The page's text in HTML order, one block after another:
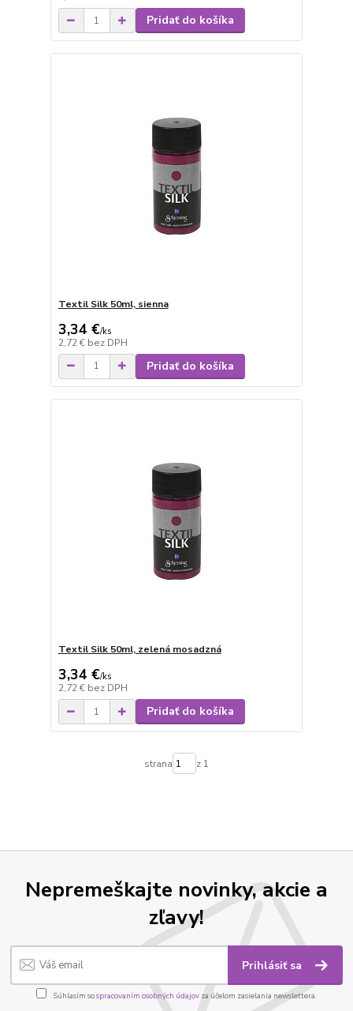
Pridať do košíka
Textil Silk 50ml, sienna
3,34 €/ks
2,72 € bez DPH
Pridať do košíka
Textil Silk 50ml, zelená mosadzná
3,34 €/ks
2,72 € bez DPH
Pridať do košíka
strana z 1
Nepremeškajte novinky, akcie a
zľavy!
Prihlásiť sa
Súhlasím sospracovaním osobných údajov za účelom zasielania newslettera.